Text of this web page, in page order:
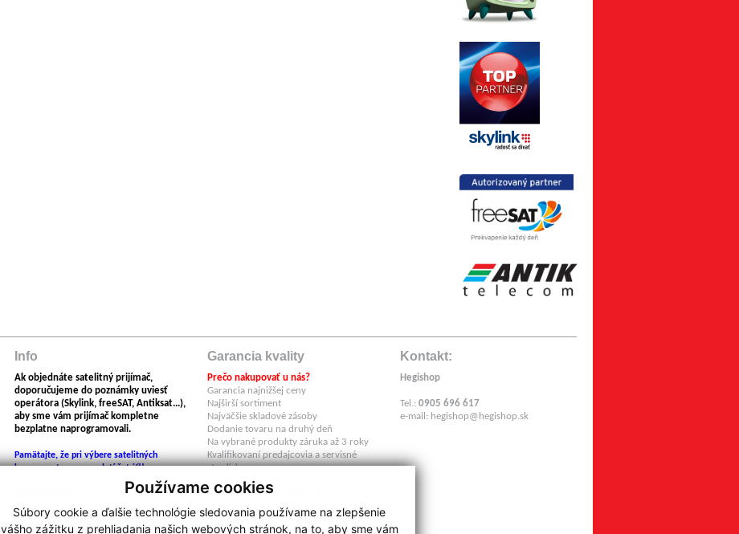
Používame cookies
Súbory cookie a ďalšie technológie sledovania používame na zlepšenie
vášho zážitku z prehliadania našich webových stránok, na to, aby sme vám
Info
Ak objednáte satelitný prijímač,
doporučujeme do poznámky uviesť
operátora (Skylink, freeSAT, Antiksat...),
aby sme vám prijímač kompletne
bezplatne naprogramovali.
Pamätajte, že pri výbere satelitných
komponentov sa neoplatí šetriť!!
Hegishop neručí za škody spôsobené
použitím nelegálneho firmwaru.
Garancia kvality
Prečo nakupovať u nás?
Garancia najnižšej ceny
Najširší sortiment
Najväčšie skladové zásoby
Dodanie tovaru na druhý deň
Na vybrané produkty záruka až 3 roky
Kvalifikovaní predajcovia a servisné
stredisko
Individuálny prístup k zákazníkom
Produkty overené zákazníkmi
V našom e-shope nájdete tovar výlučne z
autorizovaných dovozov do SR .
Kontakt:
Hegishop
Tel.: 0905 696 617
e-mail: hegishop@hegishop.sk